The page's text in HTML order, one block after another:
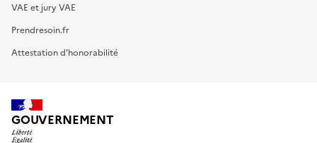
VAE et jury VAE
Prendresoin.fr
Attestation d'honorabilité
GOUVERNEMENT